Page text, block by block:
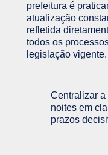
prefeitura é
atualização
refletida
todos os
legislação vigente.
Centralizar
noites em
prazos